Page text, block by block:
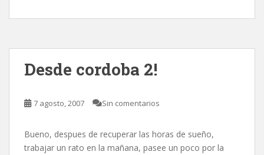
Desde cordoba 2!
7 agosto, 2007 Sin comentarios
Bueno, despues de recuperar las horas de sueño,
trabajar un rato en la mañana, pasee un poco por la